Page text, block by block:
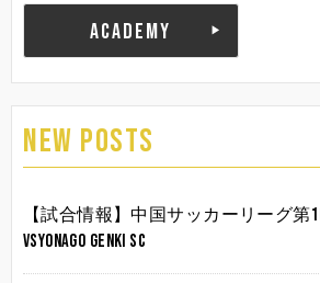
ACADEMY
NEW POSTS
【試合情報】中国サッカーリーグ第16
vsYonago Genki SC